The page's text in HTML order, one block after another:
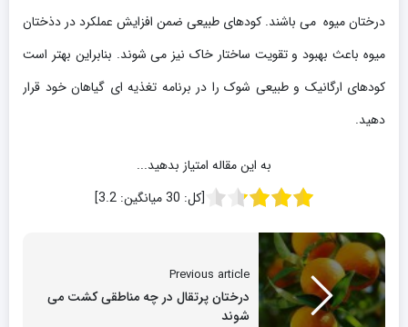
درختان میوه می باشند. کودهای طبیعی ضمن افزایش عملکرد در دذختان
میوه باعث بهبود و تقویت ساختار خاک نیز می شوند. بنابراین بهتر است
کودهای ارگانیک و طبیعی شوک را در برنامه تغذیه ای گیاهان خود قرار
دهید.
به این مقاله امتیاز بدهید...
[کل: 30میانگین:3.2
]
Previous article
درختان پرتقال در چه مناطقی کشت می
شوند